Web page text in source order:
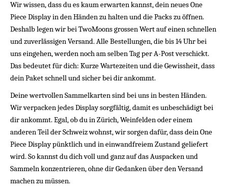
Wir wissen, dass du es kaum erwarten kannst, dein neues One
Piece Display in den Händen zu halten und die Packs zu öffnen.
Deshalb legen wir bei TwoMoons grossen Wert auf einen schnellen
und zuverlässigen Versand. Alle Bestellungen, die bis 14 Uhr bei
uns eingehen, werden noch am selben Tag per A-Post verschickt.
Das bedeutet für dich: Kurze Wartezeiten und die Gewissheit, dass
dein Paket schnell und sicher bei dir ankommt.
Deine wertvollen Sammelkarten sind bei uns in besten Händen.
Wir verpacken jedes Display sorgfältig, damit es unbeschädigt bei
dir ankommt. Egal, ob du in Zürich, Weinfelden oder einem
anderen Teil der Schweiz wohnst, wir sorgen dafür, dass dein One
Piece Display pünktlich und in einwandfreiem Zustand geliefert
wird. So kannst du dich voll und ganz auf das Auspacken und
Sammeln konzentrieren, ohne dir Gedanken über den Versand
machen zu müssen.